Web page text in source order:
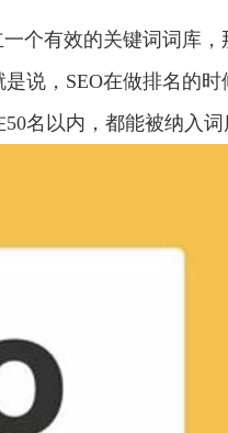
个有效的关键词词库
说，SEO在做排名的
名以内，都能被纳入词